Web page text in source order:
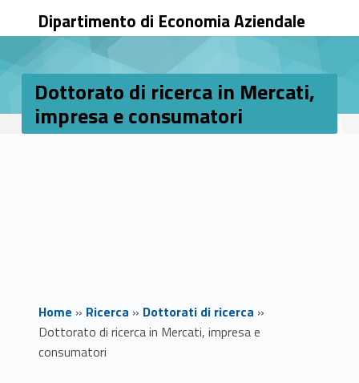
Dipartimento di Economia Aziendale
Dottorato di ricerca in Mercati,
impresa e consumatori
Home » Ricerca » Dottorati di ricerca »
Dottorato di ricerca in Mercati, impresa e
consumatori